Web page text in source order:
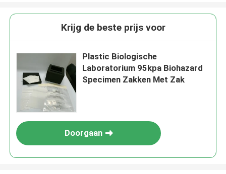
Krijg de beste prijs voor
Plastic Biologische
Laboratorium 95kpa Biohazard
Specimen Zakken Met Zak
Doorgaan